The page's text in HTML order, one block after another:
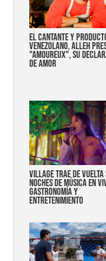
EL CANTANTE Y
VENEZOLANO, ALLEH
"AMOUREUX", SU
DE AMOR
Village trae de vuelta
noches de música en
gastronomía y
entretenimiento